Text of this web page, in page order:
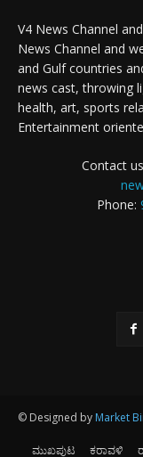
V4 News Channel
News Channel and
and Gulf countries
news cast, throwing
health, art, sports
Entertainment
Contact
Phone:
© Designed by Market
ಮುಖಪುಟ ಕರಾವಳಿ